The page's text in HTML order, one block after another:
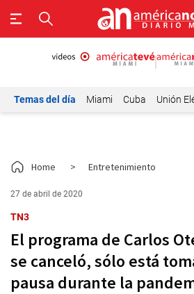
Temas del día Miami Cuba Unión
Home > Entretenimiento
27 de abril de 2020
TN3
El programa de Carlos
se canceló, sólo está
pausa durante la